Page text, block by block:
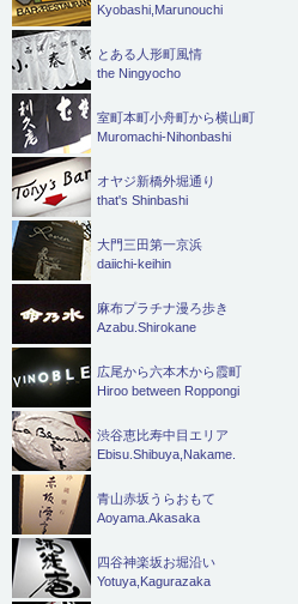
Kyobashi,Marunouchi
とある人形町風情
the Ningyocho
室町本町小舟町から横山町
Muromachi-Nihonbashi
オヤジ新橋外堀通り
that's Shinbashi
大門三田第一京浜
daiichi-keihin
麻布プラチナ漫ろ歩き
Azabu.Shirokane
広尾から六本木から霞町
Hiroo between Roppongi
渋谷恵比寿中目エリア
Ebisu.Shibuya,Nakame.
青山赤坂うらおもて
Aoyama.Akasaka
四谷神楽坂お堀沿い
Yotuya,Kagurazaka